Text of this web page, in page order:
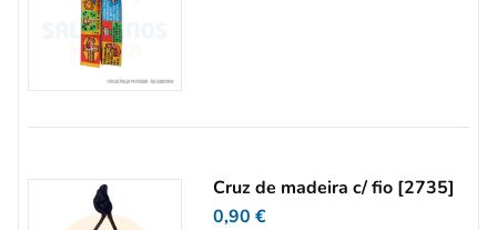
Cruz de madeira c/ fio [2735]
0,90€